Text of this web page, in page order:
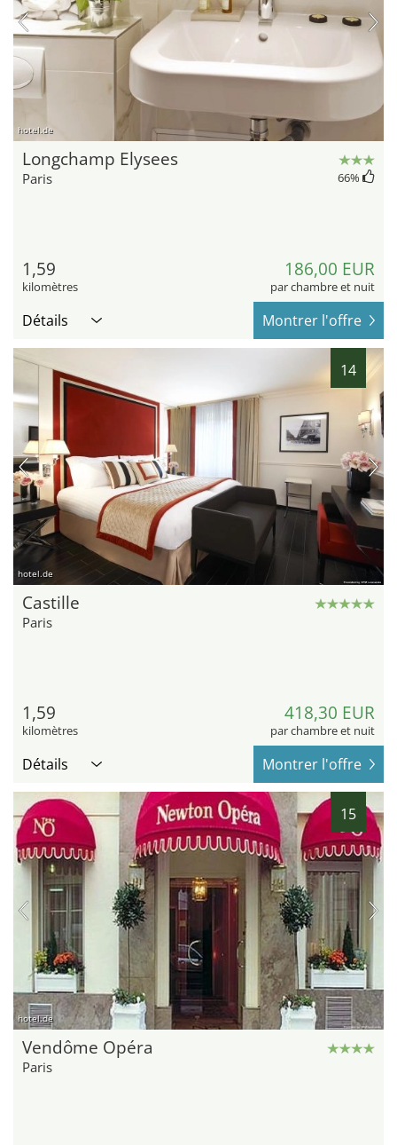
hotel.de
Longchamp Elysees
Paris 66%
1,59
kilomètres
186,00 EUR
par chambre et nuit
Détails Montrer l'offre
14
hotel.de
Castille
Paris
1,59
kilomètres
418,30 EUR
par chambre et nuit
Détails Montrer l'offre
15
hotel.de
Vendôme Opéra
Paris